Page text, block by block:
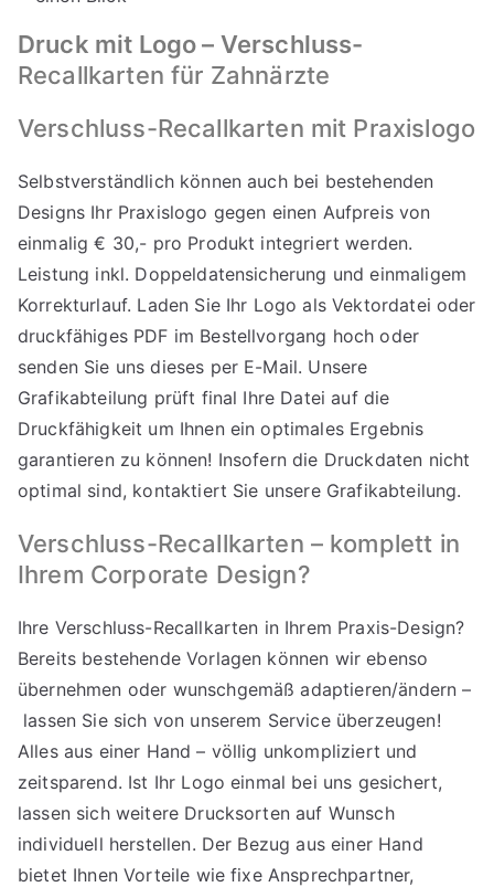
Druck mit Logo – Verschluss-
Recallkarten für Zahnärzte
Verschluss-Recallkarten mit Praxislogo
Selbstverständlich können auch bei bestehenden
Designs Ihr Praxislogo gegen einen Aufpreis von
einmalig € 30,- pro Produkt integriert werden.
Leistung inkl. Doppeldatensicherung und einmaligem
Korrekturlauf. Laden Sie Ihr Logo als Vektordatei oder
druckfähiges PDF im Bestellvorgang hoch oder
senden Sie uns dieses per E-Mail. Unsere
Grafikabteilung prüft final Ihre Datei auf die
Druckfähigkeit um Ihnen ein optimales Ergebnis
garantieren zu können! Insofern die Druckdaten nicht
optimal sind, kontaktiert Sie unsere Grafikabteilung.
Verschluss-Recallkarten – komplett in
Ihrem Corporate Design?
Ihre Verschluss-Recallkarten in Ihrem Praxis-Design?
Bereits bestehende Vorlagen können wir ebenso
übernehmen oder wunschgemäß adaptieren/ändern –
lassen Sie sich von unserem Service überzeugen!
Alles aus einer Hand – völlig unkompliziert und
zeitsparend. Ist Ihr Logo einmal bei uns gesichert,
lassen sich weitere Drucksorten auf Wunsch
individuell herstellen. Der Bezug aus einer Hand
bietet Ihnen Vorteile wie fixe Ansprechpartner,